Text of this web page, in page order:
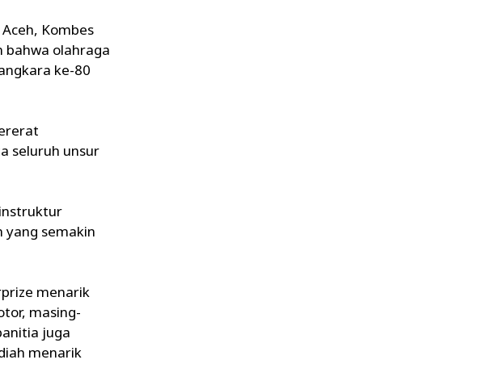
Kombes
bahwa olahraga
ke-80
seluruh unsur
semakin
menarik
masing-
juga
menarik